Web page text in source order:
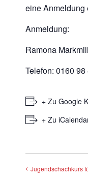
eine Anmeldung
Anmeldung:
Ramona
Telefon: 0160 98
+ Zu Google
+ Zu
Jugendschachkurs